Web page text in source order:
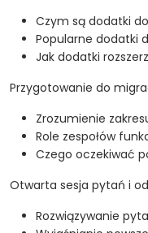
Czym są dodatki do
Popularne dodatki
Jak dodatki
Przygotowanie do
Zrozumienie
Role zespołów
Czego oczekiwać
Otwarta sesja pytań i
Rozwiązywanie